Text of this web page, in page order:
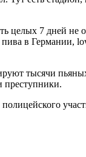
целых 7 дней не
в Германии,
тысячи
преступники.